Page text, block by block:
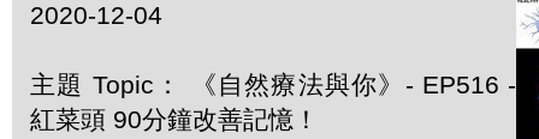
2020-12-04
主題 Topic： 《自然療法與你》- EP516 -
紅菜頭 90分鐘改善記憶！